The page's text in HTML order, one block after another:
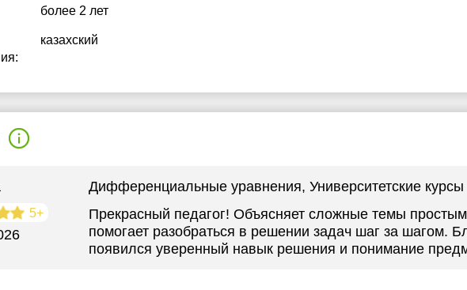
более 2 лет
казахский
5+
Дифференциальные уравнения, Университетские курсы
Прекрасный педагог! Объясняет сложные темы
помогает разобраться в решении задач шаг за шагом.
появился уверенный навык решения и понимание